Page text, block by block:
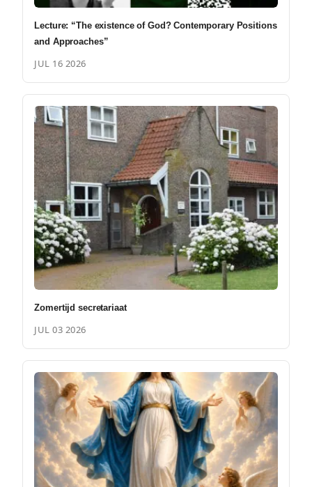
Lecture: “The existence of God? Contemporary Positions
and Approaches”
JUL 16 2026
Zomertijd secretariaat
JUL 03 2026